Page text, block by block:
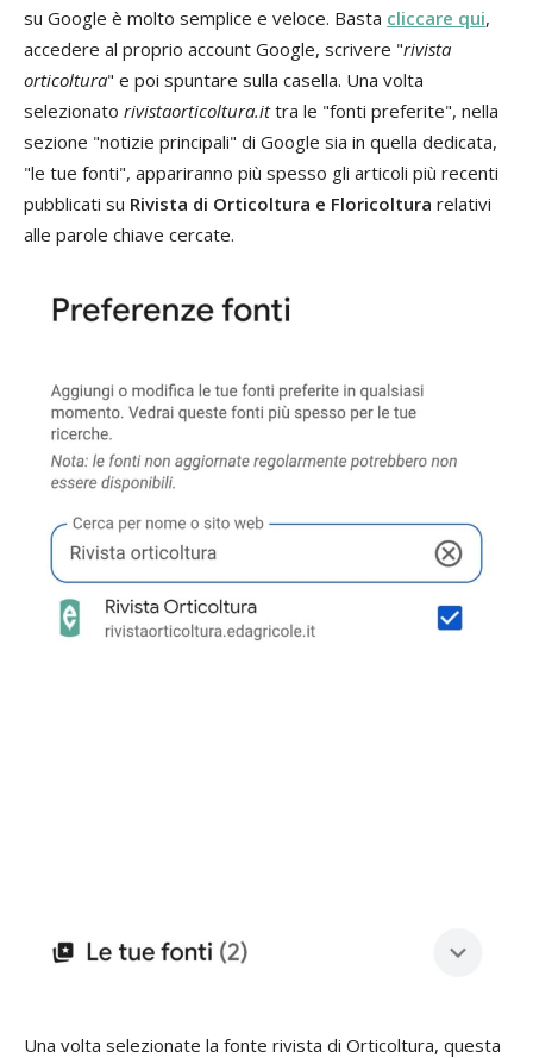
su Google è molto semplice e veloce. Basta cliccare qui,
accedere al proprio account Google, scrivere "rivista
orticoltura" e poi spuntare sulla casella. Una volta
selezionato rivistaorticoltura.ittra le "fonti preferite", nella
sezione "notizie principali" di Google sia in quella dedicata,
"le tue fonti", appariranno più spesso gli articoli più recenti
pubblicati su Rivista di Orticoltura e Floricoltura relativi
alle parole chiave cercate.
Una volta selezionate la fonte rivista di Orticoltura, questa